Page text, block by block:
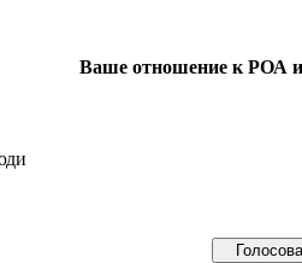
Ваше отношение к РОА и